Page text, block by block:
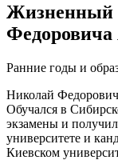
Жизненный
Федоровича
Ранние годы и
Николай
Обучался в
экзамены и
университете и
Киевском